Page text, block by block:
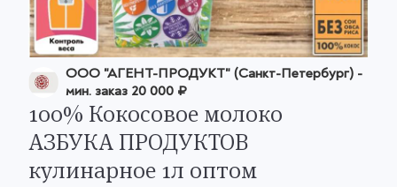
ООО "АГЕНТ-ПРОДУКТ" (Санкт-Петербург) -
мин. заказ 20 000 ₽
100% Кокосовое молоко
АЗБУКА ПРОДУКТОВ
кулинарное 1л оптом